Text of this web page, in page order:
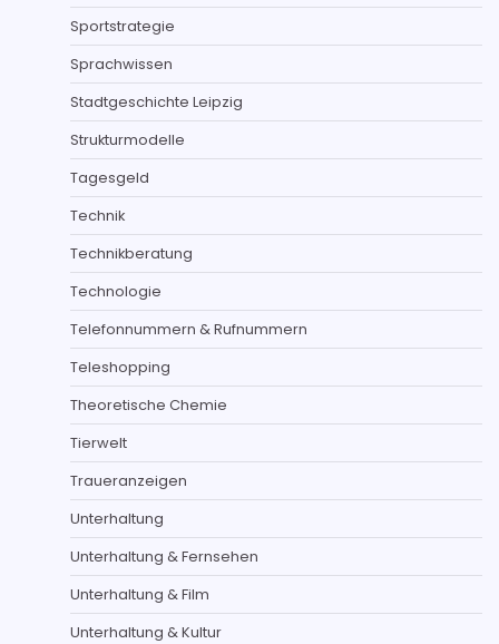
Sportstrategie
Sprachwissen
Stadtgeschichte Leipzig
Strukturmodelle
Tagesgeld
Technik
Technikberatung
Technologie
Telefonnummern & Rufnummern
Teleshopping
Theoretische Chemie
Tierwelt
Traueranzeigen
Unterhaltung
Unterhaltung & Fernsehen
Unterhaltung & Film
Unterhaltung & Kultur